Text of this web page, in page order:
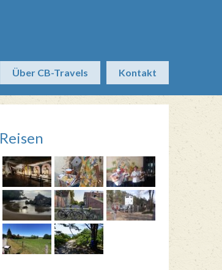
Über CB-Travels Kontakt
Reisen